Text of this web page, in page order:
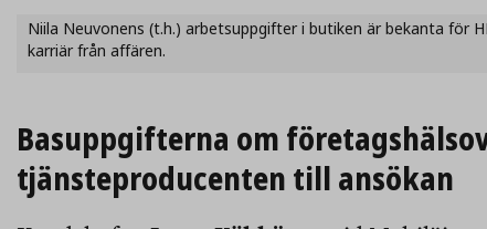
Niila Neuvonens (t.h.) arbetsuppgifter i butiken är bekanta för
karriär från affären.
Basuppgifterna om
tjänste­producenten till ansökan